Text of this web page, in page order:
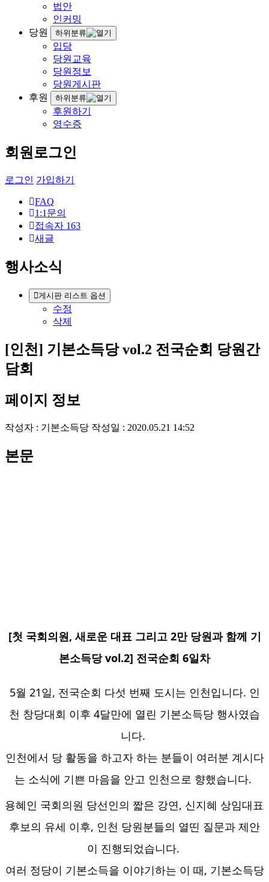
법안
인커밍
당원
하위분류
입당
당원교육
당원정보
당원게시판
후원
하위분류
후원하기
영수증
회원로그인
로그인 가입하기
FAQ
1:1문의
접속자 163
새글
행사소식
게시판 리스트 옵션
수정
삭제
[인천] 기본소득당 vol.2 전국순회 당원간
담회
페이지 정보
작성자 : 기본소득당 작성일 : 2020.05.21 14:52
본문
[첫 국회의원, 새로운 대표 그리고 2만 당원과 함께 기
본소득당 vol.2] 전국순회 6일차
5월 21일, 전국순회 다섯 번째 도시는 인천입니다. 인
천 창당대회 이후 4달만에 열린 기본소득당 행사였습
니다.
인천에서 당 활동을 하고자 하는 분들이 여러분 계시다
는 소식에 기쁜 마음을 안고 인천으로 향했습니다.
용혜인 국회의원 당선인의 짧은 강연, 신지혜 상임대표
후보의 유세 이후, 인천 당원분들의 열띤 질문과 제안
이 진행되었습니다.
여러 정당이 기본소득을 이야기하는 이 때, 기본소득당